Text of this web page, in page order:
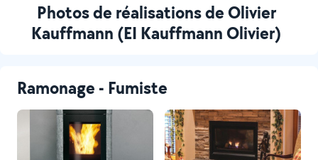
Photos de réalisations de Olivier
Kauffmann (EI Kauffmann Olivier)
Ramonage - Fumiste